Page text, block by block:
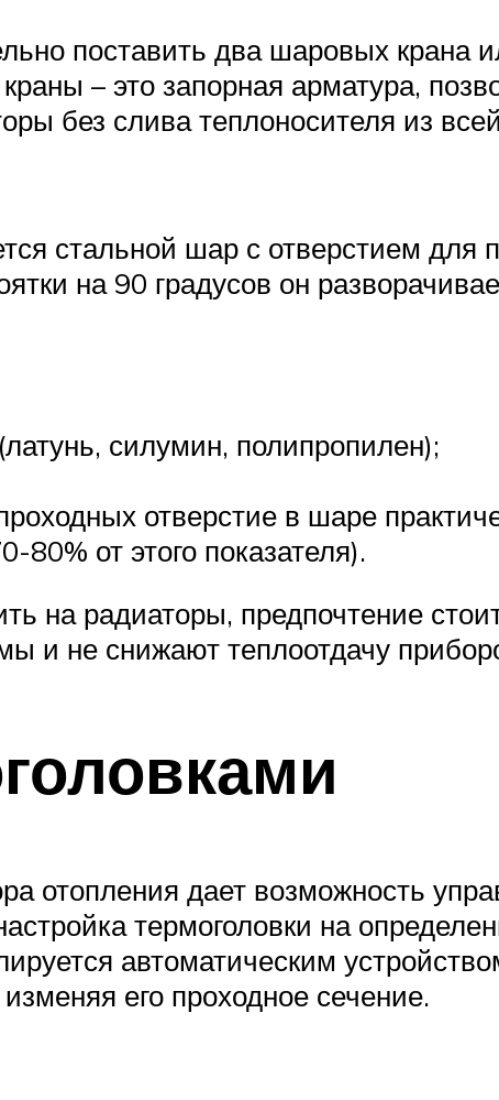
поставить два шаровых крана
– это запорная арматура,
без слива теплоносителя из
стальной шар с отверстием для
на 90 градусов он
силумин, полипропилен);
отверстие в шаре
80% от этого показателя).
на радиаторы, предпочтение
и не снижают теплоотдачу
отопления дает возможность
термоголовки на
автоматическим
его проходное сечение.